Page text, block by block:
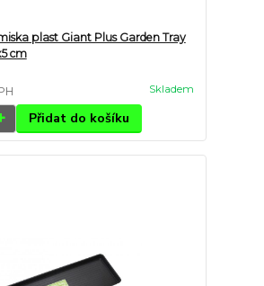
plast Giant Plus Garden Tray
cm
Skladem
Přidat do košíku